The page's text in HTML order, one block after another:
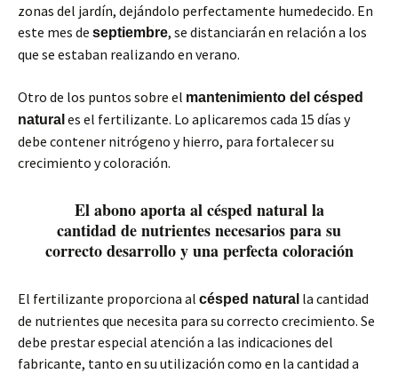
zonas del jardín, dejándolo perfectamente humedecido. En
este mes de septiembre, se distanciarán en relación a los
que se estaban realizando en verano.
Otro de los puntos sobre el mantenimiento del césped
natural es el fertilizante. Lo aplicaremos cada 15 días y
debe contener nitrógeno y hierro, para fortalecer su
crecimiento y coloración.
El abono aporta al césped natural la
cantidad de nutrientes necesarios para su
correcto desarrollo y una perfecta coloración
El fertilizante proporciona al césped natural la cantidad
de nutrientes que necesita para su correcto crecimiento. Se
debe prestar especial atención a las indicaciones del
fabricante, tanto en su utilización como en la cantidad a